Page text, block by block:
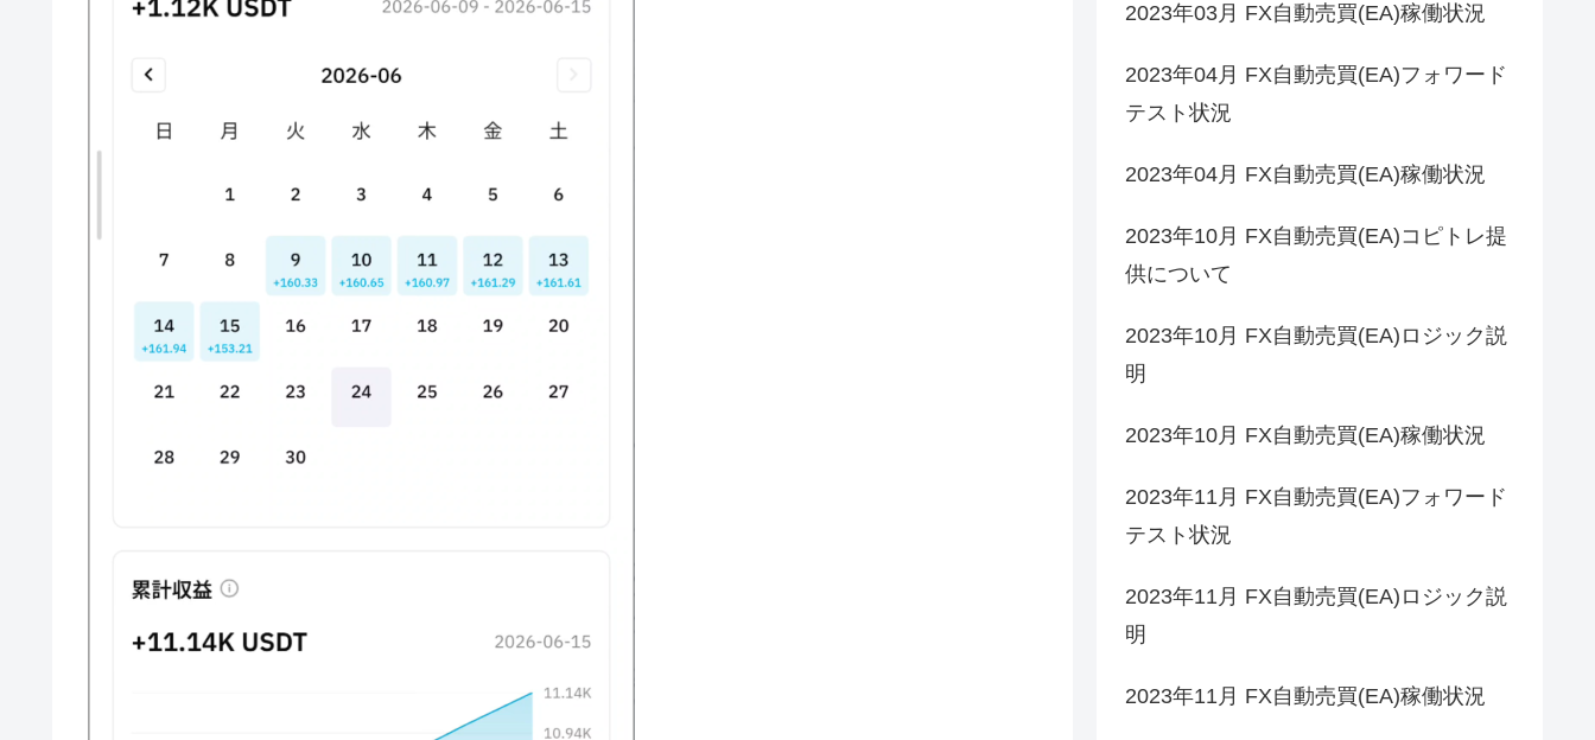
2023年03月 FX自動売買(EA)稼働状況
2023年04月 FX自動売買(EA)フォワード
テスト状況
2023年04月 FX自動売買(EA)稼働状況
2023年10月 FX自動売買(EA)コピトレ提
供について
2023年10月 FX自動売買(EA)ロジック説
明
2023年10月 FX自動売買(EA)稼働状況
2023年11月 FX自動売買(EA)フォワード
テスト状況
2023年11月 FX自動売買(EA)ロジック説
明
2023年11月 FX自動売買(EA)稼働状況